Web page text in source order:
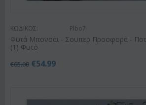
ΚΩΔΙΚΟΣ: Plbo7
Φυτά Μπονσάι - Σουπερ Προσφορά - Ποτ
(1) Φυτό
€65.00 €54.99